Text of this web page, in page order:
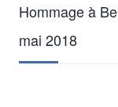
Hommage à
mai 2018